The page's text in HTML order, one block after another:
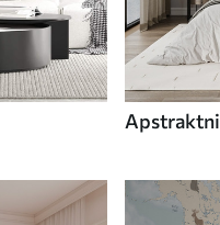
Apstraktni